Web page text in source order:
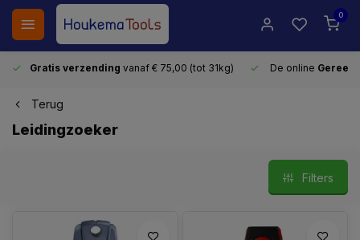
0
Gratis verzending vanaf € 75,00 (tot 31kg) De online
Terug
Leidingzoeker
Filters